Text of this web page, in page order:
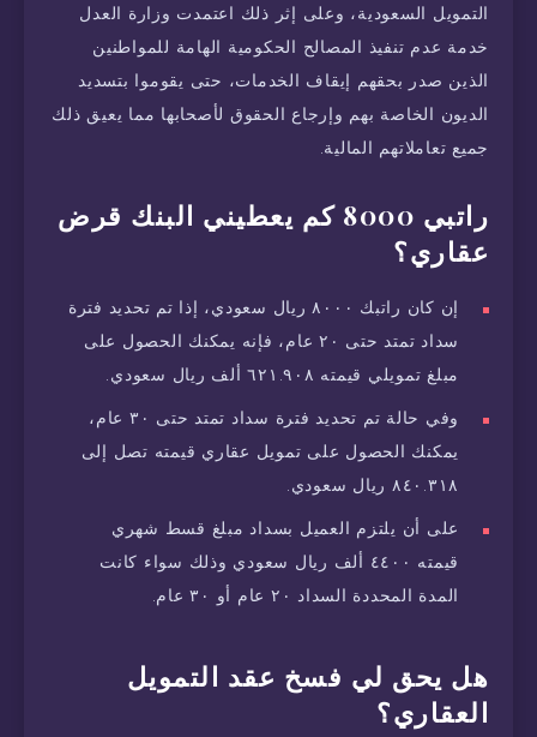
التمويل السعودية، وعلى إثر ذلك اعتمدت وزارة العدل
خدمة عدم تنفيذ المصالح الحكومية الهامة للمواطنين
الذين صدر بحقهم إيقاف الخدمات، حتى يقوموا بتسديد
الديون الخاصة بهم وإرجاع الحقوق لأصحابها مما يعيق ذلك
جميع تعاملاتهم المالية.
راتبي 8000 كم يعطيني البنك قرض
عقاري؟
إن كان راتبك ٨٠٠٠ ريال سعودي، إذا تم تحديد فترة
سداد تمتد حتى ٢٠ عام، فإنه يمكنك الحصول على
مبلغ تمويلي قيمته ٦٢١.٩٠٨ ألف ريال سعودي.
وفي حالة تم تحديد فترة سداد تمتد حتى ٣٠ عام،
يمكنك الحصول على تمويل عقاري قيمته تصل إلى
٨٤٠.٣١٨ ريال سعودي.
على أن يلتزم العميل بسداد مبلغ قسط شهري
قيمته ٤٤٠٠ ألف ريال سعودي وذلك سواء كانت
المدة المحددة السداد ٢٠ عام أو ٣٠ عام.
هل يحق لي فسخ عقد التمويل
العقاري؟